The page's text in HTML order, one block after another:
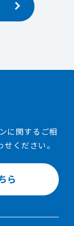
に関するご相
ください。
ら